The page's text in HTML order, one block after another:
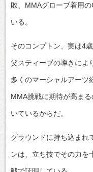
敗、MMAグローブ着用
いる。
そのコンプトン、実は4
父スティーブの導きによ
多くのマーシャルアーツ
MMA挑戦に期待が高ま
いているからだ。
グラウンドに持ち込まれ
ンは、立ち技でその力を